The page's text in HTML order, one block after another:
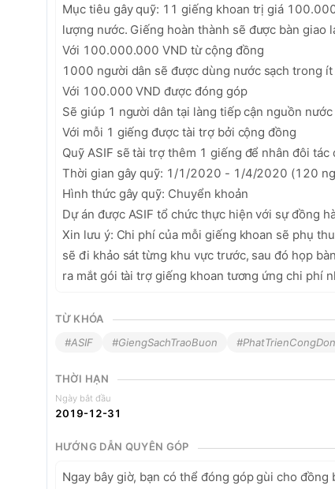
Mục tiêu gây quỹ: 11 giếng khoan trị giá
lượng nước. Giếng hoàn thành sẽ được bàn giao
Với 100.000.000 VND từ cộng đồng
1000 người dân sẽ được dùng nước sạch trong
Với 100.000 VND được đóng góp
Sẽ giúp 1 người dân tại làng tiếp cận nguồn
Với mỗi 1 giếng được tài trợ bởi cộng đồng
Quỹ ASIF sẽ tài trợ thêm 1 giếng để nhân đôi tác
Thời gian gây quỹ: 1/1/2020 - 1/4/2020 (120
Hình thức gây quỹ: Chuyển khoản
Dự án được ASIF tổ chức thực hiện với sự đồng
Xin lưu ý: Chi phí của mỗi giếng khoan sẽ phụ
sẽ đi khảo sát từng khu vực trước, sau đó họp
ra mắt gói tài trợ giếng khoan tương ứng chi phí
TỪ KHÓA
#ASIF
#GiengSachTraoBuon
THỜI HẠN
Ngày bắt đầu
2019-12-31
HƯỚNG DẪN QUYÊN GÓP
Ngay bây giờ, bạn có thể đóng góp gùi cho đồng